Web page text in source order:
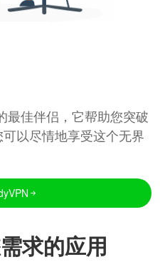
最佳伴侣，它帮助您突破
以尽情地享受这个无界
求的应用